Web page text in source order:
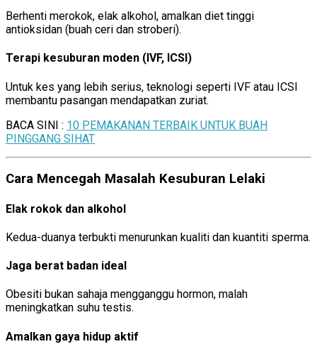
Berhenti merokok, elak alkohol, amalkan diet tinggi
antioksidan (buah ceri dan stroberi).
Terapi kesuburan moden (IVF, ICSI)
Untuk kes yang lebih serius, teknologi seperti IVF atau ICSI
membantu pasangan mendapatkan zuriat.
BACA SINI : 10 PEMAKANAN TERBAIK UNTUK BUAH
PINGGANG SIHAT
Cara Mencegah Masalah Kesuburan Lelaki
Elak rokok dan alkohol
Kedua-duanya terbukti menurunkan kualiti dan kuantiti sperma.
Jaga berat badan ideal
Obesiti bukan sahaja mengganggu hormon, malah
meningkatkan suhu testis.
Amalkan gaya hidup aktif